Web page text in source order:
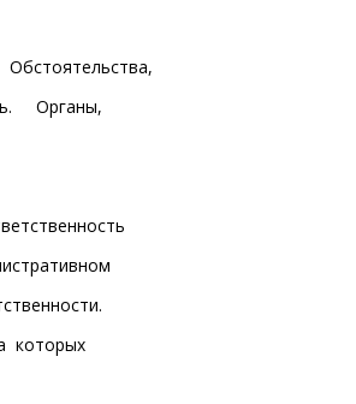
Органы,
которых